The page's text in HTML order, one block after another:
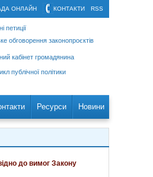
RSS
КОНТАКТИ
ОНЛАЙН
петиції
обговорення законопроєктів
кабінет громадянина
публічної політики
Ресурси Новини
до вимог Закону